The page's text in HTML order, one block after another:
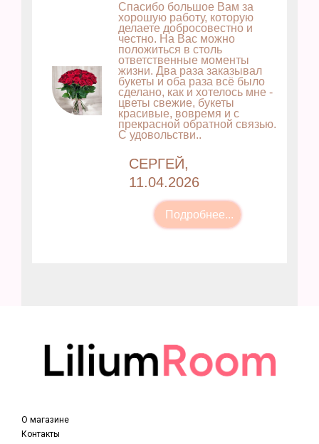
Спасибо большое Вам за
хорошую работу, которую
делаете добросовестно и
честно. На Вас можно
положиться в столь
ответственные моменты
жизни. Два раза заказывал
букеты и оба раза всё было
сделано, как и хотелось мне -
цветы свежие, букеты
красивые, вовремя и с
прекрасной обратной связью.
С удовольстви..
СЕРГЕЙ,
11.04.2026
О магазине
Контакты